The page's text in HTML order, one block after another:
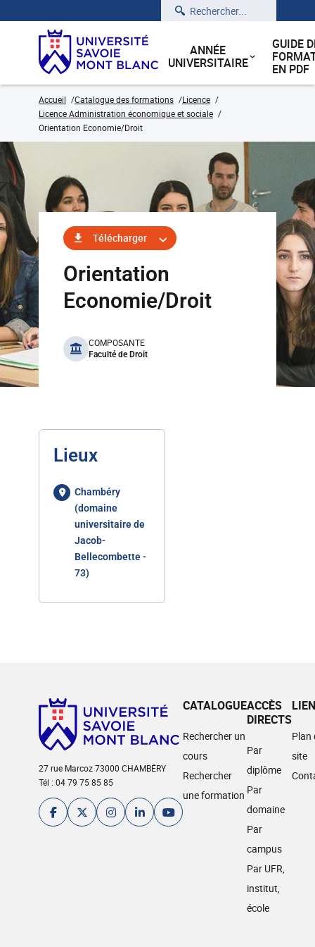
Rechercher
ANNÉE
UNIVERSITAIRE
GUIDE
EN PDF
Accueil Catalogue des formations
Licence
Licence Administration économique et sociale
Orientation Economie/Droit
Télécharger
Orientation
Economie/Droit
benefits
COMPOSANTE
Faculté de Droit
Lieux
Chambéry
(domaine
universitaire de
Jacob-
Bellecombette -
73)
27 rue Marcoz 73000 CHAMBÉRY
Tél : 04 79 75 85 85
CATALOGUE
Rechercher un
cours
Rechercher
une formation
ACCÈS
DIRECTS
Par
diplôme
Par
domaine
Par
campus
Par UFR,
institut,
école
Plan
site